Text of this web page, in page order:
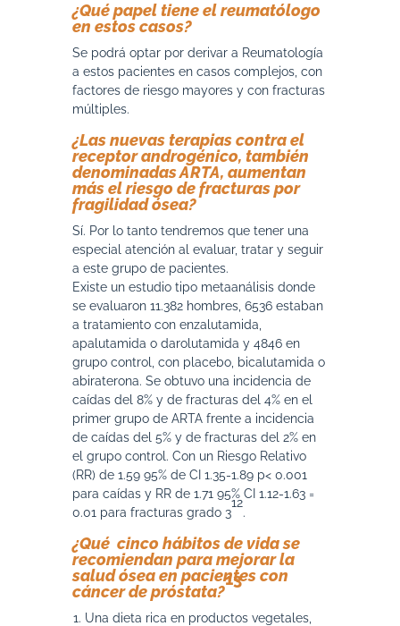
¿Qué papel tiene el reumatólogo
en estos casos?
Se podrá optar por derivar a Reumatología
a estos pacientes en casos complejos, con
factores de riesgo mayores y con fracturas
múltiples.
¿Las nuevas terapias contra el
receptor androgénico, también
denominadas ARTA, aumentan
más el riesgo de fracturas por
fragilidad ósea?
Sí. Por lo tanto tendremos que tener una
especial atención al evaluar, tratar y seguir
a este grupo de pacientes.
Existe un estudio tipo metaanálisis donde
se evaluaron 11.382 hombres, 6536 estaban
a tratamiento con enzalutamida,
apalutamida o darolutamida y 4846 en
grupo control, con placebo, bicalutamida o
abiraterona. Se obtuvo una incidencia de
caídas del 8% y de fracturas del 4% en el
primer grupo de ARTA frente a incidencia
de caídas del 5% y de fracturas del 2% en
el grupo control. Con un Riesgo Relativo
(RR) de 1.59 95% de CI 1.35-1.89 p< 0.001
para caídas y RR de 1.71 95% CI 1.12-1.63 =
0.01 para fracturas grado 3
12
.
¿Qué cinco hábitos de vida se
recomiendan para mejorar la
salud ósea en pacientes con
cáncer de próstata?
13
Una dieta rica en productos vegetales,